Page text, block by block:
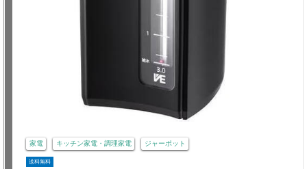
家電 キッチン家電・調理家電 ジャーポット
送料無料